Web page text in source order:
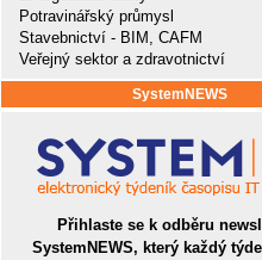
Potravinářský průmysl
Stavebnictví - BIM, CAFM
Veřejný sektor a zdravotnictví
SystemNEWS
Přihlaste se k odběru
SystemNEWS, který každý